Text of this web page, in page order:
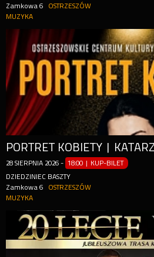
Zamkowa 6
OSTRZESZÓW
MUZYKA
28 SIERPNIA 2026 - 18:00 | KUP-BILET
DZIEDZINIEC BASZTY
Zamkowa 6
OSTRZESZÓW
MUZYKA